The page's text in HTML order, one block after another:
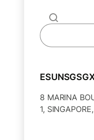
8 MARINA
1,